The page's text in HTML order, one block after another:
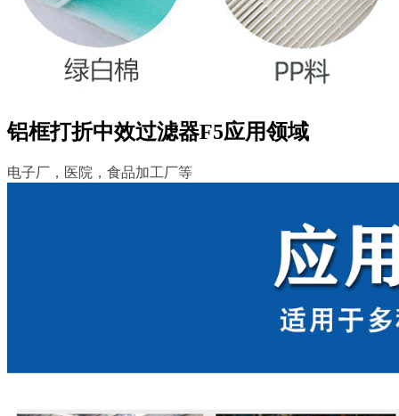
铝框打折中效过滤器F5应用领域
电子厂，医院，食品加工厂等